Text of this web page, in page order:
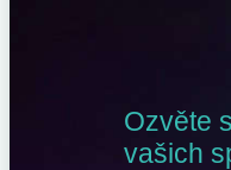
Ozvěte
vašich